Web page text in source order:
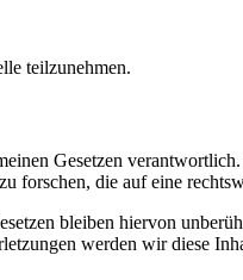
teilzunehmen.
Gesetzen
forschen, die auf eine
bleiben hiervon
werden wir diese